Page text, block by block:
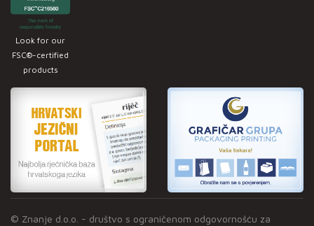
Look for our
FSC®-certified
products
© Znanje d.o.o. - društvo s ograničenom odgovornošću za